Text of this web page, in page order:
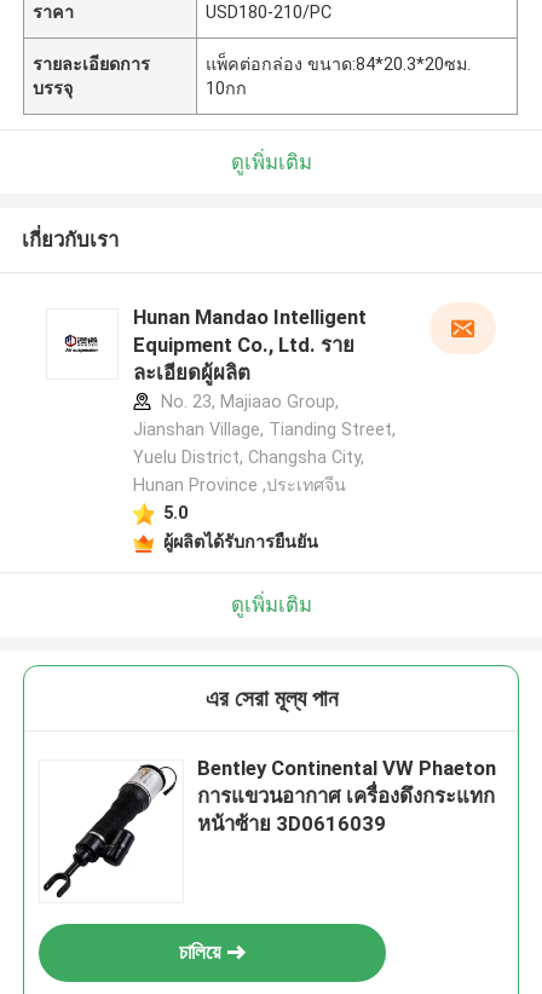
ราคา USD180-210/PC
รายละเอียดการ
บรรจุ
แพ็คต่อกล่อง ขนาด:84*20.3*20ซม.
10กก
ดูเพิ่มเติม
เกี่ยวกับเรา
Hunan Mandao Intelligent
Equipment Co., Ltd. ราย
ละเอียดผู้ผลิต
No. 23, Majiaao Group,
Jianshan Village, Tianding Street,
Yuelu District, Changsha City,
Hunan Province ,ประเทศจีน
5.0
ผู้ผลิตได้รับการยืนยัน
ดูเพิ่มเติม
এর সেরা মূল্য পান
Bentley Continental VW Phaeton
การแขวนอากาศ เครื่องดึงกระแทก
หน้าซ้าย 3D0616039
চালিয়ে